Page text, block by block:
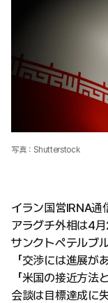
写真：Shutterstock
イラン国営IRNA通
アラグチ外相は4
サンクトペテルブ
「交渉には進展が
「米国の接近方法
会談は目標達成に